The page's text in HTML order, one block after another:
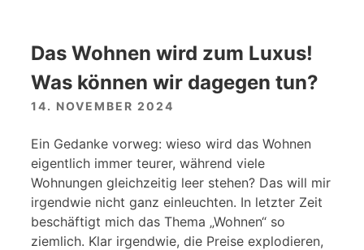
Das Wohnen wird zum Luxus!
Was können wir dagegen tun?
14. NOVEMBER 2024
Ein Gedanke vorweg: wieso wird das Wohnen
eigentlich immer teurer, während viele
Wohnungen gleichzeitig leer stehen? Das will mir
irgendwie nicht ganz einleuchten. In letzter Zeit
beschäftigt mich das Thema „Wohnen“ so
ziemlich. Klar irgendwie, die Preise explodieren,